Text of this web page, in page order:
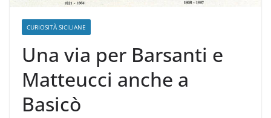
CURIOSITÀ SICILIANE
Una via per Barsanti e
Matteucci anche a
Basicò